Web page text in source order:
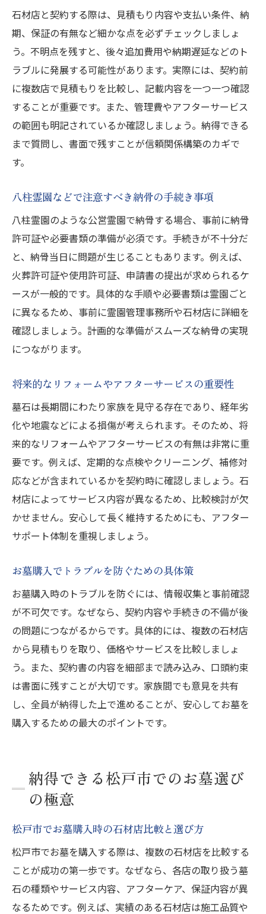
石材店と契約する際は、見積もり内容や支払い条件、納
期、保証の有無など細かな点を必ずチェックしましょ
う。不明点を残すと、後々追加費用や納期遅延などのト
ラブルに発展する可能性があります。実際には、契約前
に複数店で見積もりを比較し、記載内容を一つ一つ確認
することが重要です。また、管理費やアフターサービス
の範囲も明記されているか確認しましょう。納得できる
まで質問し、書面で残すことが信頼関係構築のカギで
す。
八柱霊園などで注意すべき納骨の手続き事項
八柱霊園のような公営霊園で納骨する場合、事前に納骨
許可証や必要書類の準備が必須です。手続きが不十分だ
と、納骨当日に問題が生じることもあります。例えば、
火葬許可証や使用許可証、申請書の提出が求められるケ
ースが一般的です。具体的な手順や必要書類は霊園ごと
に異なるため、事前に霊園管理事務所や石材店に詳細を
確認しましょう。計画的な準備がスムーズな納骨の実現
につながります。
将来的なリフォームやアフターサービスの重要性
墓石は長期間にわたり家族を見守る存在であり、経年劣
化や地震などによる損傷が考えられます。そのため、将
来的なリフォームやアフターサービスの有無は非常に重
要です。例えば、定期的な点検やクリーニング、補修対
応などが含まれているかを契約時に確認しましょう。石
材店によってサービス内容が異なるため、比較検討が欠
かせません。安心して長く維持するためにも、アフター
サポート体制を重視しましょう。
お墓購入でトラブルを防ぐための具体策
お墓購入時のトラブルを防ぐには、情報収集と事前確認
が不可欠です。なぜなら、契約内容や手続きの不備が後
の問題につながるからです。具体的には、複数の石材店
から見積もりを取り、価格やサービスを比較しましょ
う。また、契約書の内容を細部まで読み込み、口頭約束
は書面に残すことが大切です。家族間でも意見を共有
し、全員が納得した上で進めることが、安心してお墓を
購入するための最大のポイントです。
納得できる松戸市でのお墓選び
の極意
松戸市でお墓購入時の石材店比較と選び方
松戸市でお墓を購入する際は、複数の石材店を比較する
ことが成功の第一歩です。なぜなら、各店の取り扱う墓
石の種類やサービス内容、アフターケア、保証内容が異
なるためです。例えば、実績のある石材店は施工品質や